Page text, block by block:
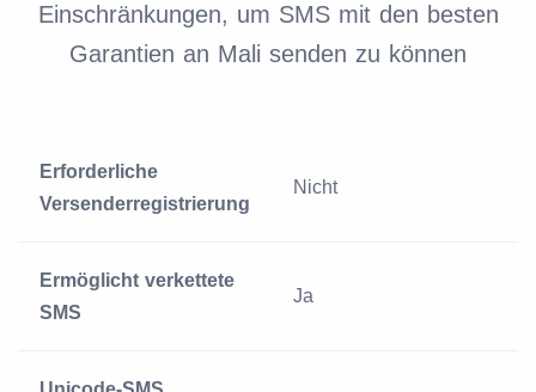
Einschränkungen, um SMS mit den besten
Garantien an Mali senden zu können
Erforderliche
Versenderregistrierung
Nicht
Ermöglicht verkettete
SMS
Ja